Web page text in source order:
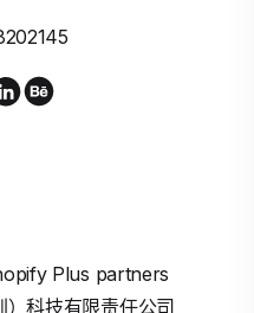
Plus partners
）科技有限责任公司